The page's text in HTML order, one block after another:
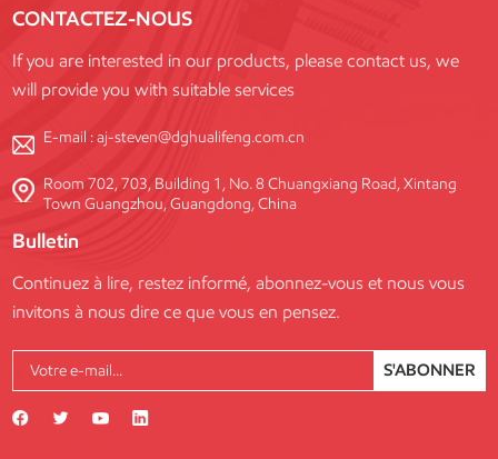
CONTACTEZ-NOUS
If you are interested in our products, please contact us, we
will provide you with suitable services
E-mail :aj-steven@dghualifeng.com.cn
Room 702, 703, Building 1, No. 8 Chuangxiang Road, Xintang
Town Guangzhou, Guangdong, China
Bulletin
Continuez à lire, restez informé, abonnez-vous et nous vous
invitons à nous dire ce que vous en pensez.
S'ABONNER